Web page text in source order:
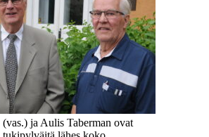
ja Aulis Taberman ovat